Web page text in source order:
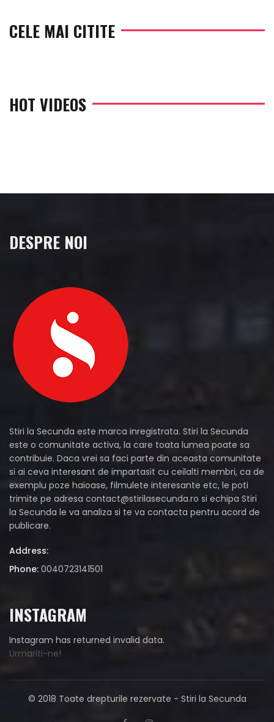
CELE MAI CITITE
HOT VIDEOS
DESPRE NOI
Stiri la Secunda este marca inregistrata. Stiri la Secunda
este o comunitate activa, la care toata lumea poate sa
contribuie. Daca vrei sa faci parte din aceasta comunitate
si ai ceva interesant de impartasit cu ceilalti membri, ca de
exemplu poze haioase, filmulete interesante etc, le poti
trimite pe adresa contact@stirilasecunda.ro si echipa Stiri
la Secunda le va analiza si te va contacta pentru acord de
publicare.
Address:
Phone: 0040723141501
INSTAGRAM
Instagram has returned invalid data.
Urmariti-ne!
© 2018 Toate drepturile rezervate - Stiri la Secunda